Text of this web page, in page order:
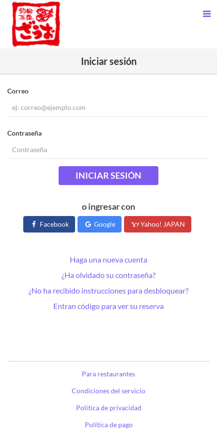
Iniciar sesión
Correo
Contraseña
INICIAR SESIÓN
o ingresar con
Facebook Google Yahoo! JAPAN
Haga una nueva cuenta
¿Ha olvidado su contraseña?
¿No ha recibido instrucciones para desbloquear?
Entran código para ver su reserva
Para restaurantes
Condiciones del servicio
Política de privacidad
Política de pago